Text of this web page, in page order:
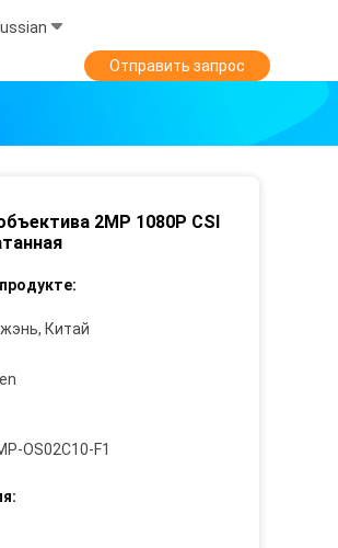
Отправить запрос
2MP 1080P CSI
Китай
OS02C10-F1